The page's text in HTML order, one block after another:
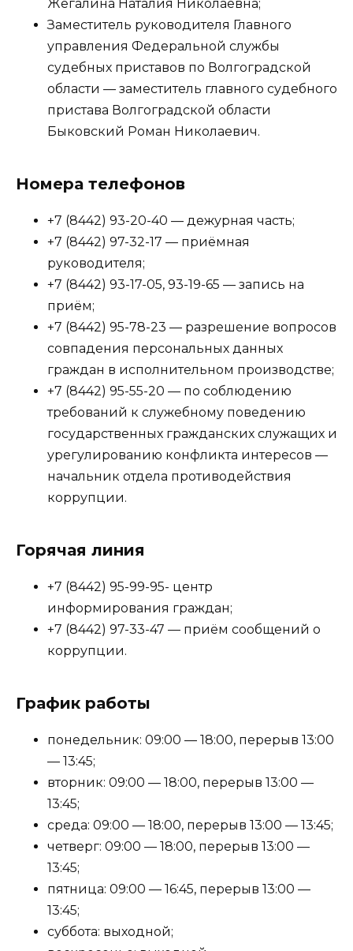
Жегалина Наталия Николаевна;
Заместитель руководителя Главного
управления Федеральной службы
судебных приставов по Волгоградской
области — заместитель главного судебного
пристава Волгоградской области
Быковский Роман Николаевич.
Номера телефонов
+7 (8442) 93-20-40 — дежурная часть;
+7 (8442) 97-32-17 — приёмная
руководителя;
+7 (8442) 93-17-05, 93-19-65 — запись на
приём;
+7 (8442) 95-78-23 — разрешение вопросов
совпадения персональных данных
граждан в исполнительном производстве;
+7 (8442) 95-55-20 — по соблюдению
требований к служебному поведению
государственных гражданских служащих и
урегулированию конфликта интересов —
начальник отдела противодействия
коррупции.
Горячая линия
+7 (8442) 95-99-95- центр
информирования граждан;
+7 (8442) 97-33-47 — приём сообщений о
коррупции.
График работы
понедельник: 09:00 — 18:00, перерыв 13:00
— 13:45;
вторник: 09:00 — 18:00, перерыв 13:00 —
13:45;
среда: 09:00 — 18:00, перерыв 13:00 — 13:45;
четверг: 09:00 — 18:00, перерыв 13:00 —
13:45;
пятница: 09:00 — 16:45, перерыв 13:00 —
13:45;
суббота: выходной;